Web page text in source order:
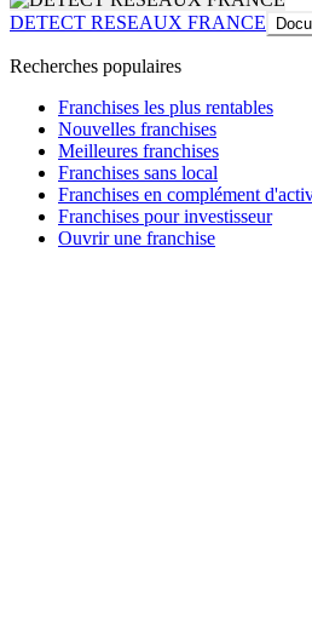
DETECT RESEAUX FRANCE
Recherches populaires
Franchises les plus rentables
Nouvelles franchises
Meilleures franchises
Franchises sans local
Franchises en complément
Franchises pour investisseur
Ouvrir une franchise